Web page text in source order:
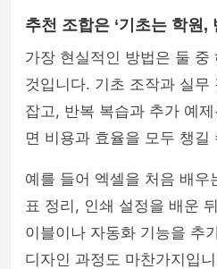
추천 조합은 ‘기초는 학원,
가장 현실적인 방법은 둘 중
것입니다. 기초 조작과 실무
잡고, 반복 복습과 추가 예
면 비용과 효율을 모두 챙길
예를 들어 엑셀을 처음 배우
표 정리, 인쇄 설정을 배운
이블이나 자동화 기능을 추
디자인 과정도 마찬가지입